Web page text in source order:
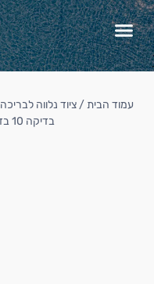
עמוד הבית/ ציוד נלווה לבריכה
בדיקה 10 בדיקות מלח aquachek